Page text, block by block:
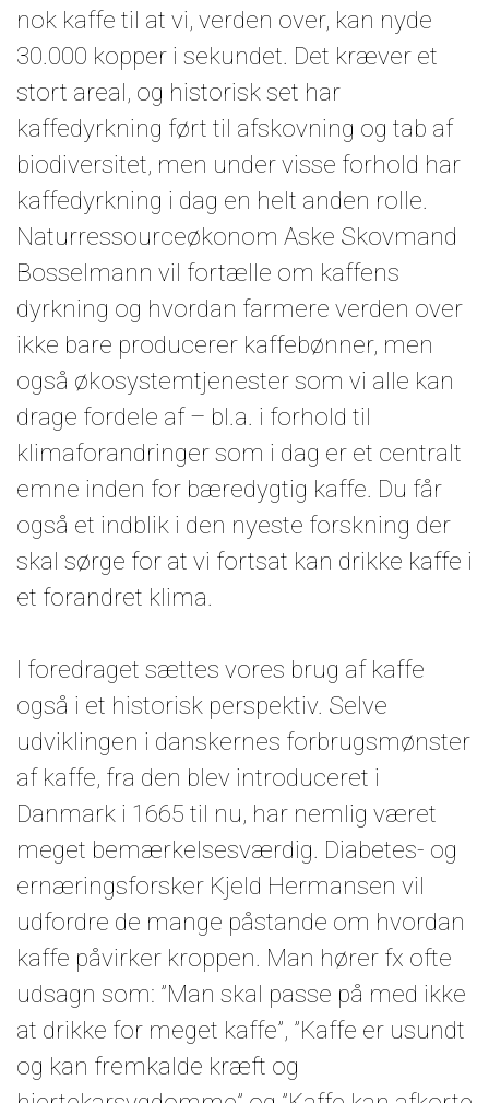
nok kaffe til at vi, verden over, kan nyde
30.000 kopper i sekundet. Det kræver et
stort areal, og historisk set har
kaffedyrkning ført til afskovning og tab af
biodiversitet, men under visse forhold har
kaffedyrkning i dag en helt anden rolle.
Naturressourceøkonom Aske Skovmand
Bosselmann vil fortælle om kaffens
dyrkning og hvordan farmere verden over
ikke bare producerer kaffebønner, men
også økosystemtjenester som vi alle kan
drage fordele af – bl.a. i forhold til
klimaforandringer som i dag er et centralt
emne inden for bæredygtig kaffe. Du får
også et indblik i den nyeste forskning der
skal sørge for at vi fortsat kan drikke kaffe i
et forandret klima.
I foredraget sættes vores brug af kaffe
også i et historisk perspektiv. Selve
udviklingen i danskernes forbrugsmønster
af kaffe, fra den blev introduceret i
Danmark i 1665 til nu, har nemlig været
meget bemærkelsesværdig. Diabetes- og
ernæringsforsker Kjeld Hermansen vil
udfordre de mange påstande om hvordan
kaffe påvirker kroppen. Man hører fx ofte
udsagn som: ”Man skal passe på med ikke
at drikke for meget kaffe”, ”Kaffe er usundt
og kan fremkalde kræft og